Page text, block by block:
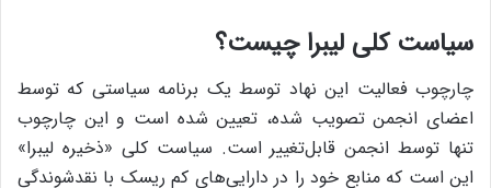
سیاست کلی لیبرا چیست؟
چارچوب فعالیت این نهاد توسط یک برنامه سیاستی که توسط
اعضای انجمن تصویب‌ شده، تعیین ‌شده است و این چارچوب
تنها توسط انجمن قابل‌تغییر است. سیاست کلی «ذخیره لیبرا»
این است که منابع خود را در دارایی‌های کم ریسک با نقدشوندگی